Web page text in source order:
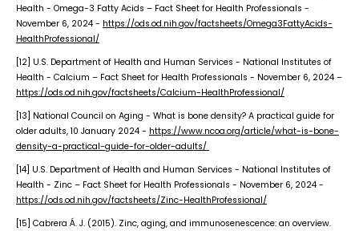
Health - Omega-3 Fatty Acids – Fact Sheet for Health Professionals -
November 6, 2024 - https://ods.od.nih.gov/factsheets/Omega3FattyAcids-
HealthProfessional/
[12] U.S. Department of Health and Human Services - National Institutes of
Health - Calcium – Fact Sheet for Health Professionals - November 6, 2024 –
https://ods.od.nih.gov/factsheets/Calcium-HealthProfessional/
[13] National Council on Aging - What is bone density? A practical guide for
older adults, 10 January 2024 - https://www.ncoa.org/article/what-is-bone-
density-a-practical-guide-for-older-adults/
[14] U.S. Department of Health and Human Services - National Institutes of
Health - Zinc – Fact Sheet for Health Professionals - November 6, 2024 -
https://ods.od.nih.gov/factsheets/Zinc-HealthProfessional/
[15] Cabrera Á. J. (2015). Zinc, aging, and immunosenescence: an overview.